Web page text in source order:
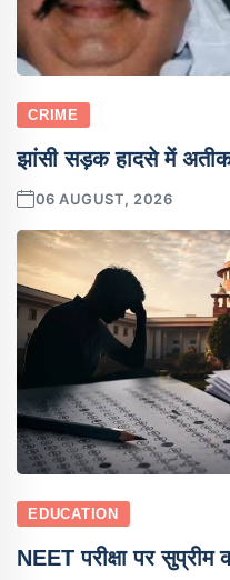
CRIME
झांसी सड़क हादसे में
06 AUGUST, 2026
EDUCATION
NEET परीक्षा पर